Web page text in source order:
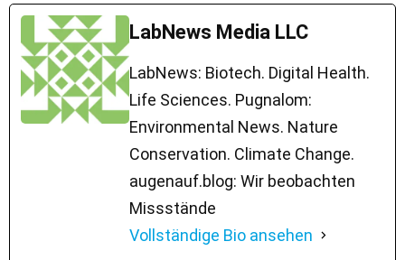
LabNews Media LLC
LabNews: Biotech. Digital Health.
Life Sciences. Pugnalom:
Environmental News. Nature
Conservation. Climate Change.
augenauf.blog: Wir beobachten
Missstände
Vollständige Bio ansehen